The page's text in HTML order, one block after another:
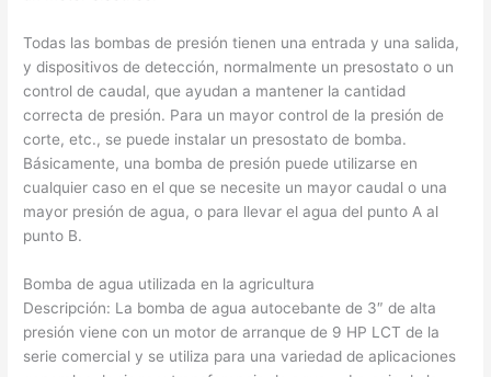
Todas las bombas de presión tienen una entrada y una salida,
y dispositivos de detección, normalmente un presostato o un
control de caudal, que ayudan a mantener la cantidad
correcta de presión. Para un mayor control de la presión de
corte, etc., se puede instalar un presostato de bomba.
Básicamente, una bomba de presión puede utilizarse en
cualquier caso en el que se necesite un mayor caudal o una
mayor presión de agua, o para llevar el agua del punto A al
punto B.
Bomba de agua utilizada en la agricultura
Descripción: La bomba de agua autocebante de 3″ de alta
presión viene con un motor de arranque de 9 HP LCT de la
serie comercial y se utiliza para una variedad de aplicaciones